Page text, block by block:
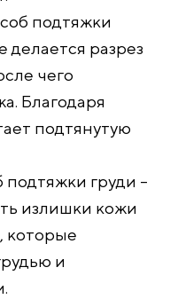
подтяжки
делается разрез
чего
Благодаря
подтянутую
груди –
излишки кожи
которые
и